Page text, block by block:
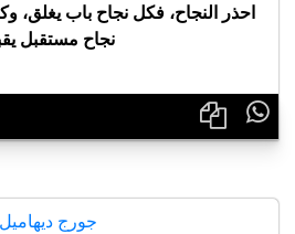
احذر النجاح، فكل نجاح باب يغلق،
نجاح مستقبل

جورج ديهاميل